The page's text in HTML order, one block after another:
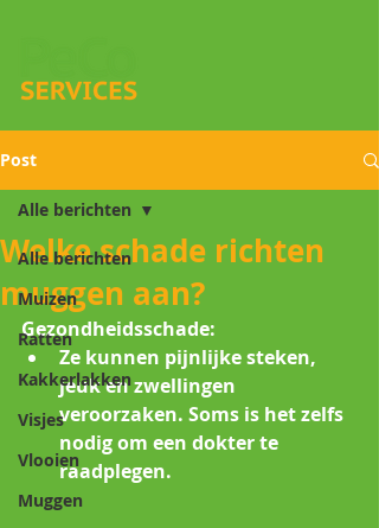
Post
Alle berichten
Muizen
Ratten
Kakkerlakken
Visjes
Vlooien
Muggen
Alle berichten
Welke schade richten
muggen aan?
Gezondheidsschade:
Ze kunnen pijnlijke steken,
jeuk en zwellingen
veroorzaken. Soms is het zelfs
nodig om een dokter te
raadplegen.